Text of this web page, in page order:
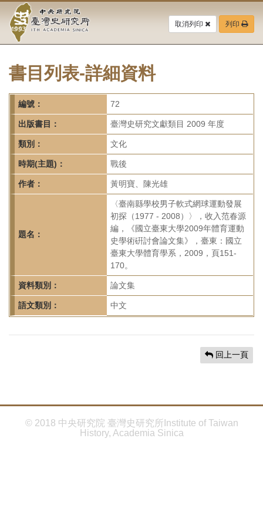
要
中
央
研
究
院-
臺
灣
史
研
所-
頁
取消列印 列印
書目列表-詳細資料
編號： 72
出版書目： 臺灣史研究文獻類目 2009 年度
類別： 文化
時期(主題)： 戰後
作者： 黃明寶、陳光雄
題名：
〈臺南縣學校男子軟式網球運動發展
初探（1977 - 2008）〉，收入范春源
編，《國立臺東大學2009年體育運動
史學術硏討會論文集》，臺東：國立
臺東大學體育學系，2009，頁151-
170。
資料類別： 論文集
語文類別： 中文
回上一頁
© 2018 中央研究院 臺灣史研究所Institute of Taiwan
History, Academia Sinica